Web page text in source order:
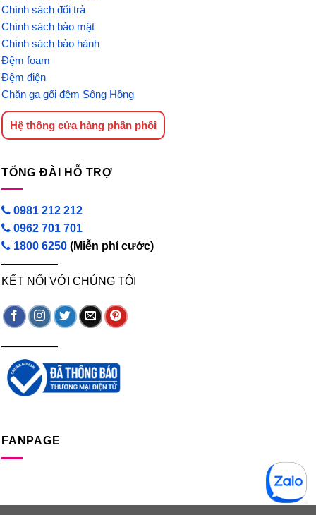
Chính sách đổi trả
Chính sách bảo mật
Chính sách bảo hành
Đệm foam
Đệm điện
Chăn ga gối đệm Sông Hồng
Hệ thống cửa hàng phân phối
TỔNG ĐÀI HỖ TRỢ
0981 212 212
0962 701 701
1800 6250 (Miễn phí cước)
—————
KẾT NỐI VỚI CHÚNG TÔI
—————
FANPAGE